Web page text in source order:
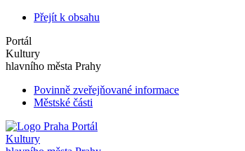
Přejít k obsahu
Portál
Kultury
hlavního města Prahy
Povinně zveřejňované informace
Městské části
Portál
Kultury